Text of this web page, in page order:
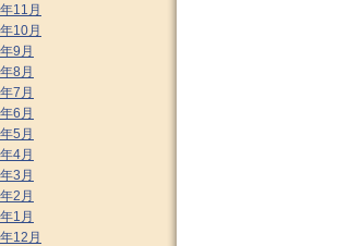
11月
10月
9月
8月
7月
6月
5月
4月
3月
2月
1月
12月